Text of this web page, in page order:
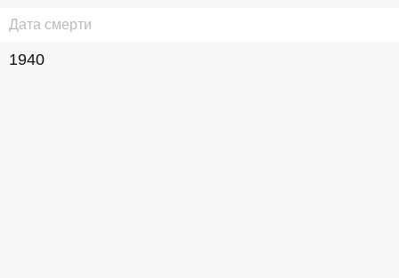
Дата смерти
1940